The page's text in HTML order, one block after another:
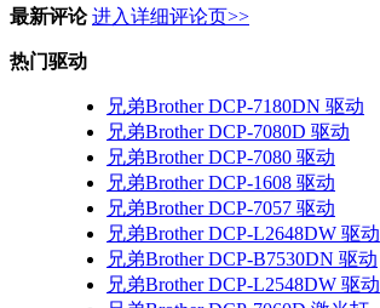
最新评论 进入详细评论页>>
热门驱动
兄弟Brother DCP-7180DN 驱动
兄弟Brother DCP-7080D 驱动
兄弟Brother DCP-7080 驱动
兄弟Brother DCP-1608 驱动
兄弟Brother DCP-7057 驱动
兄弟Brother DCP-L2648DW 驱动
兄弟Brother DCP-B7530DN 驱动
兄弟Brother DCP-L2548DW 驱动